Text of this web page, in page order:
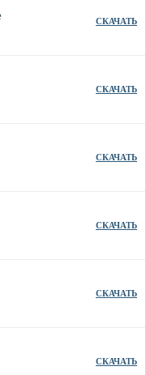
СКАЧАТЬ
СКАЧАТЬ
СКАЧАТЬ
СКАЧАТЬ
СКАЧАТЬ
СКАЧАТЬ